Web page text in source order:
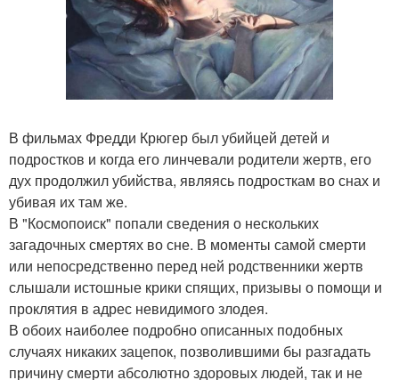
В фильмах Фредди Крюгер был убийцей детей и
подростков и когда его линчевали родители жертв, его
дух продолжил убийства, являясь подросткам во снах и
убивая их там же.
В "Космопоиск" попали сведения о нескольких
загадочных смертях во сне. В моменты самой смерти
или непосредственно перед ней родственники жертв
слышали истошные крики спящих, призывы о помощи и
проклятия в адрес невидимого злодея.
В обоих наиболее подробно описанных подобных
случаях никаких зацепок, позволившими бы разгадать
причину смерти абсолютно здоровых людей, так и не